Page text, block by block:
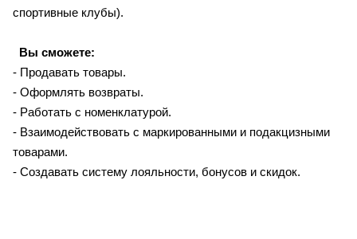
спортивные клубы).
Вы сможете:
- Продавать товары.
- Оформлять возвраты.
- Работать с номенклатурой.
- Взаимодействовать с маркированными и подакцизными
товарами.
- Создавать систему лояльности, бонусов и скидок.